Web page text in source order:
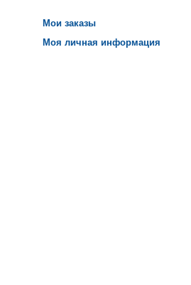
Мои заказы
Моя личная информация